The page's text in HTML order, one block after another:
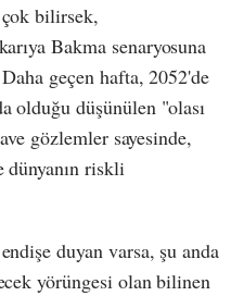
çok bilirsek,
Bakma senaryosuna
geçen hafta, 2052'de
olduğu düşünülen "olası
gözlemler sayesinde,
dünyanın riskli
duyan varsa, şu anda
yörüngesi olan bilinen